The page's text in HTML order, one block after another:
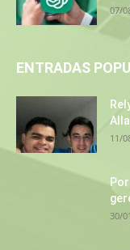
07/
ENTRADAS
11/
30/